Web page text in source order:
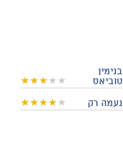
בנימין
טוביאס
נעמה רק